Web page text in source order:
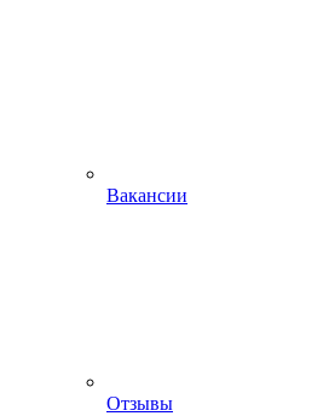
Вакансии
Отзывы